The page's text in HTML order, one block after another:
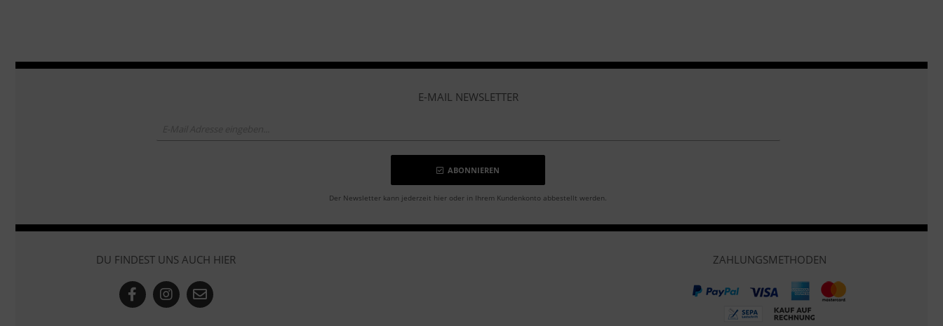
E-MAIL NEWSLETTER
ABONNIEREN
Der Newsletter kann jederzeit hier oder in Ihrem Kundenkonto abbestellt werden.
DU FINDEST UNS AUCH HIER ZAHLUNGSMETHODEN